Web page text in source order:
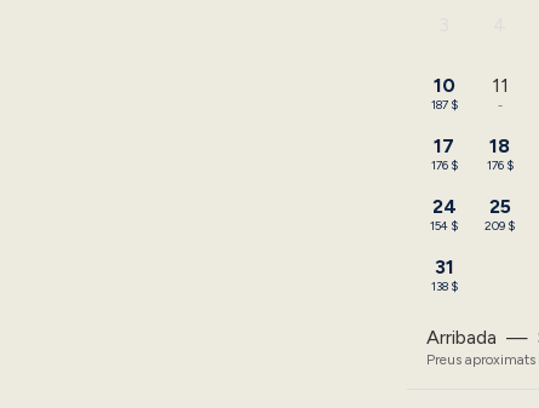
10
187 $
11
-
17
176 $
18
176 $
24
154 $
25
209 $
31
138 $
Arribada —
Preus